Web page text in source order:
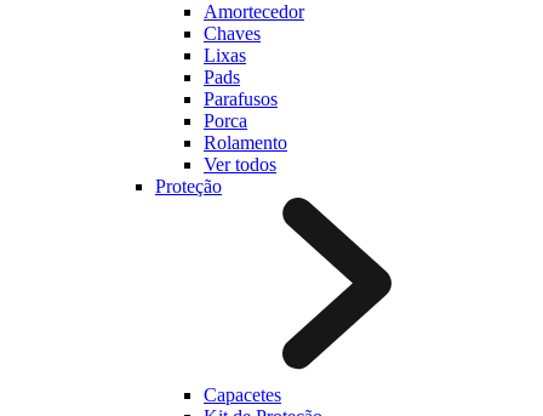
Amortecedor
Chaves
Lixas
Pads
Parafusos
Porca
Rolamento
Ver todos
Proteção
Capacetes